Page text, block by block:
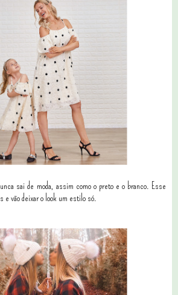
sai de moda, assim como o preto e o branco. Esse
e vão deixar o look um estilo só.